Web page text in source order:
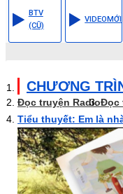
BTV
(CŨ)
VIDEOMỚI
CHƯƠNG
Đọc truyện RadioĐọc
Tiểu thuyết: Em là